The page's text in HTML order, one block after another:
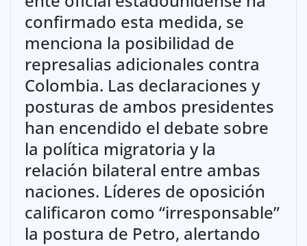
confirmado esta medida, se
menciona la posibilidad de
represalias adicionales contra
Colombia. Las declaraciones y
posturas de ambos presidentes
han encendido el debate sobre
la política migratoria y la
relación bilateral entre ambas
naciones. Líderes de oposición
calificaron como “irresponsable”
la postura de Petro, alertando